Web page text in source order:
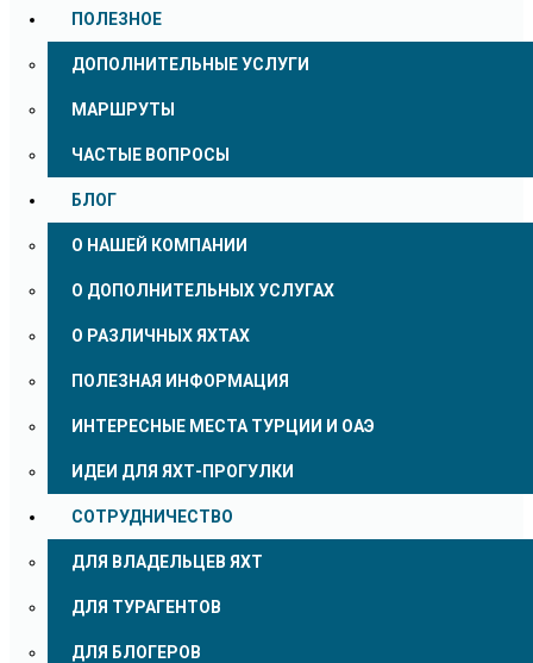
ПОЛЕЗНОЕ
ДОПОЛНИТЕЛЬНЫЕ УСЛУГИ
МАРШРУТЫ
ЧАСТЫЕ ВОПРОСЫ
БЛОГ
О НАШЕЙ КОМПАНИИ
О ДОПОЛНИТЕЛЬНЫХ УСЛУГАХ
О РАЗЛИЧНЫХ ЯХТАХ
ПОЛЕЗНАЯ ИНФОРМАЦИЯ
ИНТЕРЕСНЫЕ МЕСТА ТУРЦИИ И ОАЭ
ИДЕИ ДЛЯ ЯХТ-ПРОГУЛКИ
СОТРУДНИЧЕСТВО
ДЛЯ ВЛАДЕЛЬЦЕВ ЯХТ
ДЛЯ ТУРАГЕНТОВ
ДЛЯ БЛОГЕРОВ